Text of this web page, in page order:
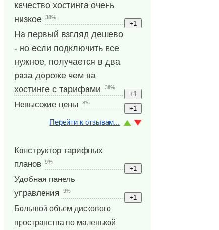
качество хостинга очень
низкое
38%
На первый взгляд дешево
- но если подключить все
нужное, получается в два
раза дороже чем на
хостинге с тарифами
38%
Невысокие цены 9%
Перейти к отзывам...
Конструктор тарифных
планов
9%
Удобная панель
управления
9%
Большой объем дискового
пространства по маленькой